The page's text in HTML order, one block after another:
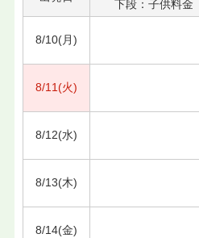
下段：子供料金
8/10(月)
8/11(火)
8/12(水)
8/13(木)
8/14(金)